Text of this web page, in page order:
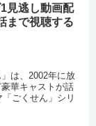
見逃し動画配
まで視聴する
は、2002年に放
華キャストが話
ごくせん」シリ